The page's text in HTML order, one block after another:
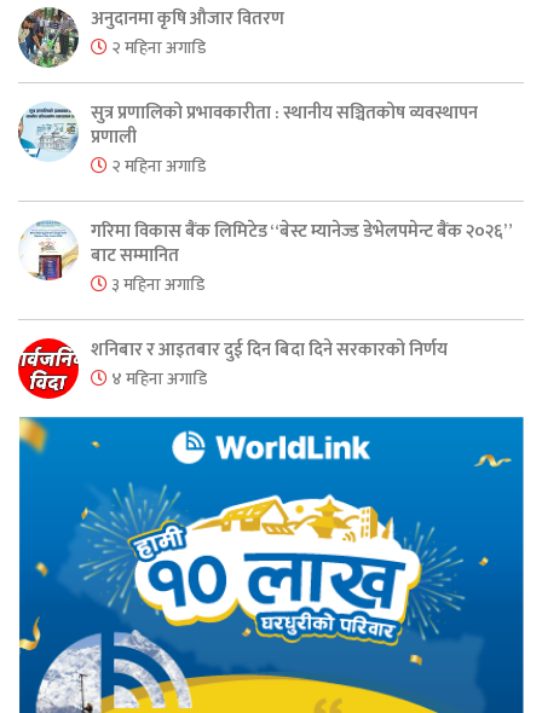
अनुदानमा कृषि औजार वितरण
२ महिना अगाडि
सुत्र प्रणालिको प्रभावकारीता : स्थानीय सञ्चितकोष व्यवस्थापन
प्रणाली
२ महिना अगाडि
गरिमा विकास बैंक लिमिटेड “बेस्ट म्यानेज्ड डेभेलपमेन्ट बैंक २०२६”
बाट सम्मानित
३ महिना अगाडि
शनिबार र आइतबार दुई दिन बिदा दिने सरकारको निर्णय
४ महिना अगाडि